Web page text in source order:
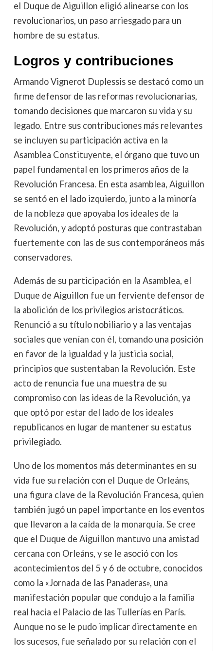
el Duque de Aiguillon eligió alinearse con los
revolucionarios, un paso arriesgado para un
hombre de su estatus.
Logros y contribuciones
Armando Vignerot Duplessis se destacó como un
firme defensor de las reformas revolucionarias,
tomando decisiones que marcaron su vida y su
legado. Entre sus contribuciones más relevantes
se incluyen su participación activa en la
Asamblea Constituyente, el órgano que tuvo un
papel fundamental en los primeros años de la
Revolución Francesa. En esta asamblea, Aiguillon
se sentó en el lado izquierdo, junto a la minoría
de la nobleza que apoyaba los ideales de la
Revolución, y adoptó posturas que contrastaban
fuertemente con las de sus contemporáneos más
conservadores.
Además de su participación en la Asamblea, el
Duque de Aiguillon fue un ferviente defensor de
la abolición de los privilegios aristocráticos.
Renunció a su título nobiliario y a las ventajas
sociales que venían con él, tomando una posición
en favor de la igualdad y la justicia social,
principios que sustentaban la Revolución. Este
acto de renuncia fue una muestra de su
compromiso con las ideas de la Revolución, ya
que optó por estar del lado de los ideales
republicanos en lugar de mantener su estatus
privilegiado.
Uno de los momentos más determinantes en su
vida fue su relación con el Duque de Orleáns,
una figura clave de la Revolución Francesa, quien
también jugó un papel importante en los eventos
que llevaron a la caída de la monarquía. Se cree
que el Duque de Aiguillon mantuvo una amistad
cercana con Orleáns, y se le asoció con los
acontecimientos del 5 y 6 de octubre, conocidos
como la «Jornada de las Panaderas», una
manifestación popular que condujo a la familia
real hacia el Palacio de las Tullerías en París.
Aunque no se le pudo implicar directamente en
los sucesos, fue señalado por su relación con el